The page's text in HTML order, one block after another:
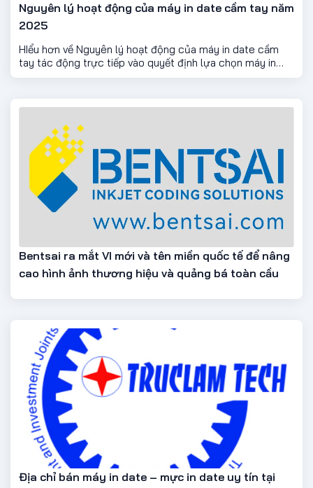
Nguyên lý hoạt động của máy in date cầm tay năm
2025
HIểu hơn về Nguyên lý hoạt động của máy in date cầm
tay tác động trực tiếp vào quyết định lựa chọn máy in
date cho cơ sở sản xuất, doanh nghiệp của bạn
Bentsai ra mắt VI mới và tên miền quốc tế để nâng
cao hình ảnh thương hiệu và quảng bá toàn cầu
Địa chỉ bán máy in date – mực in date uy tín tại